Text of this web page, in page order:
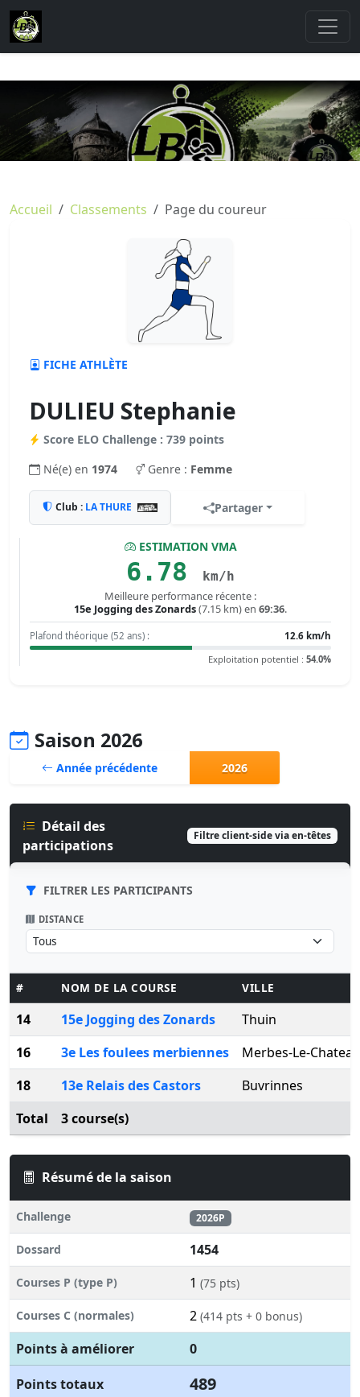
Accueil Classements Page du coureur
FICHE ATHLÈTE
DULIEU Stephanie
Score ELO Challenge : 739 points
Né(e) en 1974 Genre : Femme
Club : LA THURE Partager
ESTIMATION VMA
6.78 km/h
Meilleure performance récente :
15e Jogging des Zonards(7.15 km) en 69:36.
Plafond théorique (52 ans) :
12.6 km/h
Exploitation potentiel : 54.0%
Saison 2026
Année précédente 2026
Détail des
participations
Filtre client-side via en-têtes
FILTRER LES PARTICIPANTS
DISTANCE
# NOM DE LA COURSE VILLE
14 15e Jogging des Zonards
Thuin
16
3e Les foulees merbiennes
Merbes-Le-Chateau
18
13e Relais des Castors
Buvrinnes
Total
3 course(s)
Résumé de la saison
Challenge 2026P
Dossard 1454
Courses P (type P) 1 (75 pts)
Courses C (normales) 2 (414 pts + 0 bonus)
Points à améliorer
0
Points totaux
489